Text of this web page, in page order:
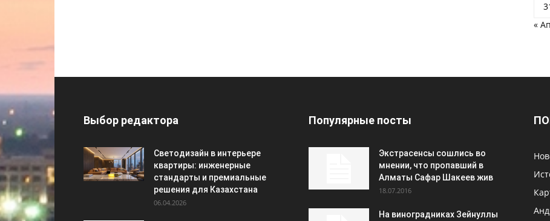
«
Выбор редактора
Светодизайн в интерьере
квартиры: инженерные
стандарты и премиальные
решения для Казахстана
06.04.2026
Популярные посты
Экстрасенсы сошлись во
мнении, что пропавший в
Алматы Сафар Шакеев жив
18.07.2016
На виноградниках Зейнуллы